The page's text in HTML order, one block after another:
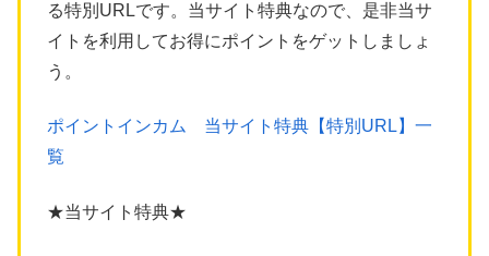
る特別URLです。当サイト特典なので、是非当サ
イトを利用してお得にポイントをゲットしましょ
う。
ポイントインカム 当サイト特典【特別URL】一
覧
★当サイト特典★